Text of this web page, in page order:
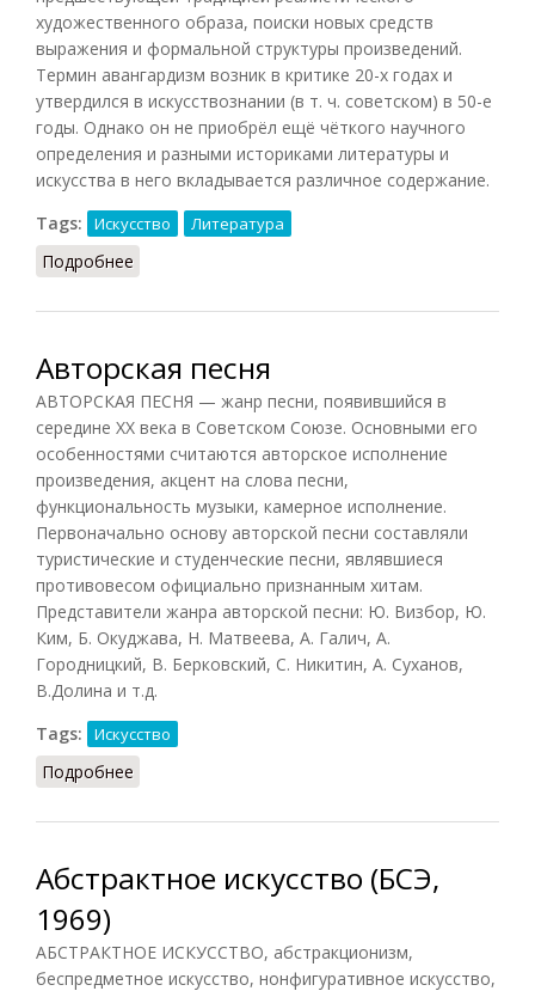
художественного образа, поиски новых средств
выражения и формальной структуры произведений.
Термин авангардизм возник в критике 20-х годах и
утвердился в искусствознании (в т. ч. советском) в 50-е
годы. Однако он не приобрёл ещё чёткого научного
определения и разными историками литературы и
искусства в него вкладывается различное содержание.
Tags:
Искусство Литература
Подробнее
Авторская песня
АВТОРСКАЯ ПЕСНЯ — жанр песни, появившийся в
середине XX века в Советском Союзе. Основными его
особенностями считаются авторское исполнение
произведения, акцент на слова песни,
функциональность музыки, камерное исполнение.
Первоначально основу авторской песни составляли
туристические и студенческие песни, являвшиеся
противовесом официально признанным хитам.
Представители жанра авторской песни: Ю. Визбор, Ю.
Ким, Б. Окуджава, Н. Матвеева, А. Галич, А.
Городницкий, В. Берковский, С. Никитин, А. Суханов,
B.Долина и т.д.
Tags:
Искусство
Подробнее
Абстрактное искусство (БСЭ,
1969)
АБСТРАКТНОЕ ИСКУССТВО, абстракционизм,
беспредметное искусство, нонфигуративное искусство,